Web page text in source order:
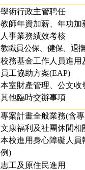
學術行政主管聘任
教師年資加薪、年功加
人事業務績效考核
教職員公保、健保、退
校務基金工作人員進用
員工協助方案(EAP)
本室財產管理、公文收
其他臨時交辦事項
專案計畫全般業務(含
文康福利及社團休閒相
本校進用身心障礙人
例)
志工及原住民進用